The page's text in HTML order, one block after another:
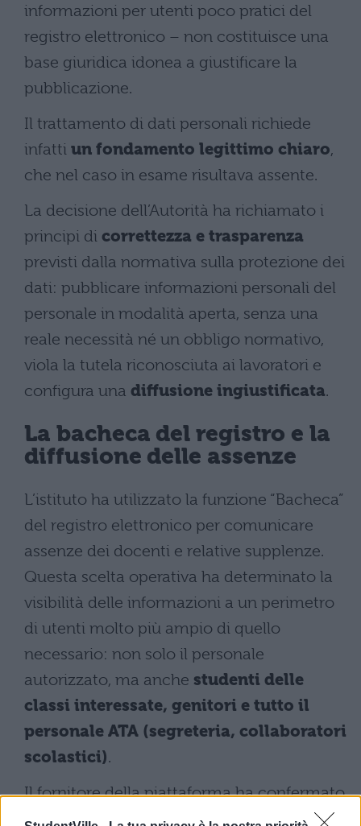
informazioni per utenti poco pratici del
registro elettronico – non costituisce una
base giuridica idonea a giustificare la
pubblicazione.
Il trattamento di dati personali richiede
infatti un fondamento legittimo chiaro,
che nel caso in esame risultava assente.
La decisione dell’Autorità ha richiamato i
principi di correttezza e trasparenza
previsti dalla normativa sulla protezione dei
dati: pubblicare informazioni personali del
personale in modalità aperta, senza una
reale necessità né un obbligo normativo,
viola la tutela riconosciuta ai lavoratori e
configura una diffusione ingiustificata.
La bacheca del registro e la
diffusione delle assenze
L’istituto ha utilizzato la funzione “Bacheca”
del registro elettronico per comunicare
assenze dei docenti e relative supplenze.
Questa scelta operativa ha determinato la
visibilità delle informazioni a un perimetro
di utenti molto più ampio di quello
necessario: non solo il personale
autorizzato, ma anche studenti delle
classi interessate, genitori e tutto il
personale ATA (segreteria, collaboratori
scolastici).
Il fornitore della piattaforma ha confermato
che il sistema prevede un modulo dedicato